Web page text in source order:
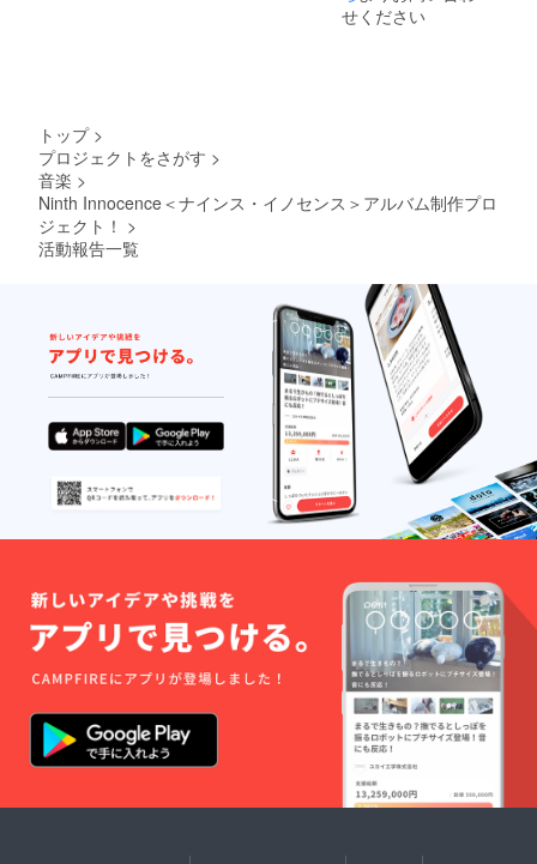
何気なく選んだこと
も、確実にその後の自分の
道となっていく。 だ
から、『大事な選択』の瞬
分の周りをもう一度
見回す冷静さが必要なのだ
と改めて思う。 慣れ
や感情に流されず。
多少時間がかかったとして
も。 心の声に、耳を
傾けて。 10] feel
「普通はさあ、、」
よく聞くけれど。
そもそも 『普通』っ
て、、なんだ？
せください
トップ >
プロジェクトをさがす >
音楽 >
Ninth Innocence＜ナインス・イノセンス＞アルバム制作プロ
ジェクト！ >
活動報告一覧